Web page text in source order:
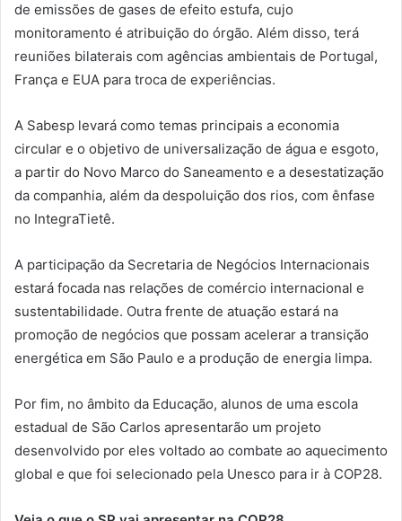
de emissões de gases de efeito estufa, cujo
monitoramento é atribuição do órgão. Além disso, terá
reuniões bilaterais com agências ambientais de Portugal,
França e EUA para troca de experiências.
A Sabesp levará como temas principais a economia
circular e o objetivo de universalização de água e esgoto,
a partir do Novo Marco do Saneamento e a desestatização
da companhia, além da despoluição dos rios, com ênfase
no IntegraTietê.
A participação da Secretaria de Negócios Internacionais
estará focada nas relações de comércio internacional e
sustentabilidade. Outra frente de atuação estará na
promoção de negócios que possam acelerar a transição
energética em São Paulo e a produção de energia limpa.
Por fim, no âmbito da Educação, alunos de uma escola
estadual de São Carlos apresentarão um projeto
desenvolvido por eles voltado ao combate ao aquecimento
global e que foi selecionado pela Unesco para ir à COP28.